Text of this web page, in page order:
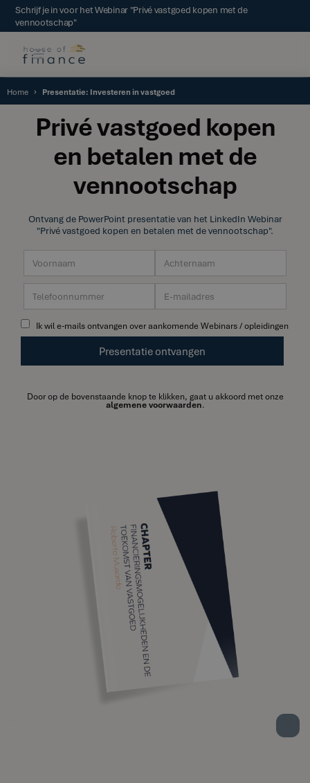
Schrijf je in voor het Webinar "Privé vastgoed kopen met de
vennootschap"
Home Presentatie: Investeren in vastgoed
Privé vastgoed kopen
en betalen met de
vennootschap
Ontvang de PowerPoint presentatie van het LinkedIn Webinar
"Privé vastgoed kopen en betalen met de vennootschap".
Ik wil e-mails ontvangen over aankomende Webinars / opleidingen
Door op de bovenstaande knop te klikken, gaat u akkoord met onze
algemene voorwaarden.